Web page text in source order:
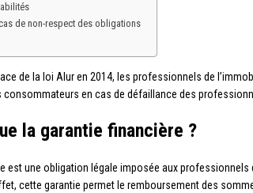
de non-respect des obligations
de la loi Alur en 2014, les professionnels de
consommateurs en cas de défaillance des
la garantie financière ?
est une obligation légale imposée aux
cette garantie permet le remboursement des